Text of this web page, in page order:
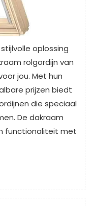
oplossing
rolgordijn van
jou. Met hun
prijzen biedt
die speciaal
De dakraam
functionaliteit met